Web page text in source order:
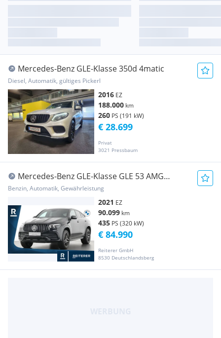
Mercedes-Benz GLE-Klasse 350d 4matic
Diesel, Automatik, gültiges Pickerl
2016 EZ
188.000 km
260 PS (191 kW)
Privat
3021 Pressbaum
€ 28.699
Mercedes-Benz GLE-Klasse GLE 53 AMG
4MATIC+ *Luftfederung *LED High Perf...
Benzin, Automatik, Gewährleistung
2021 EZ
90.099 km
435 PS (320 kW)
Reiterer GmbH
8530 Deutschlandsberg
€ 84.990